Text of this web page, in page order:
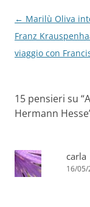
Navigazione
articolo
← Marilù Oliva
Franz
viaggio con
15 pensieri su “
Hermann Hesse
carla
16/05/